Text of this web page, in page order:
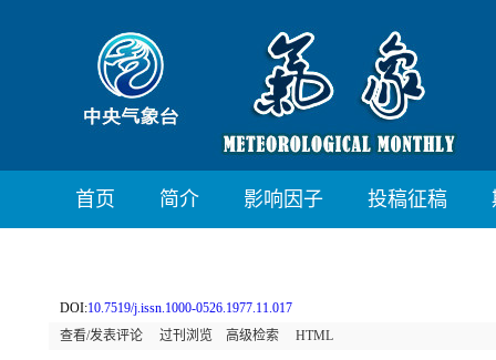
首页 简介 影响因子 投稿征稿
DOI:10.7519/j.issn.1000-0526.1977.11.017
查看/发表评论
过刊浏览 高级检索 HTML